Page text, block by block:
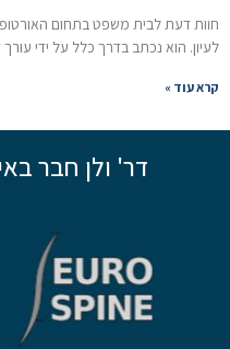
חוות דעת לבית משפט בתחום
לעיון. הוא נכתב בדרך כלל על ידי עורך
קרא עוד »
דר' ולן חבר